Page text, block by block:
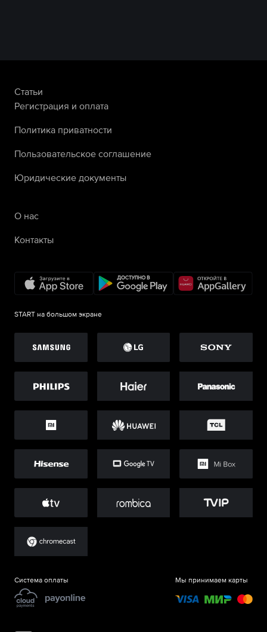
Статьи
Регистрация и оплата
Политика приватности
Пользовательское соглашение
Юридические документы
О нас
Контакты
START на большом экране
Система оплаты Мы принимаем карты